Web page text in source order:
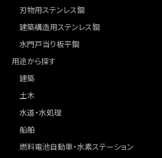
刃物用ステンレス鋼
建築構造用ステンレス鋼
水門戸当り板平鋼
用途から探す
建築
土木
水道・水処理
船舶
燃料電池自動車・水素ステーション